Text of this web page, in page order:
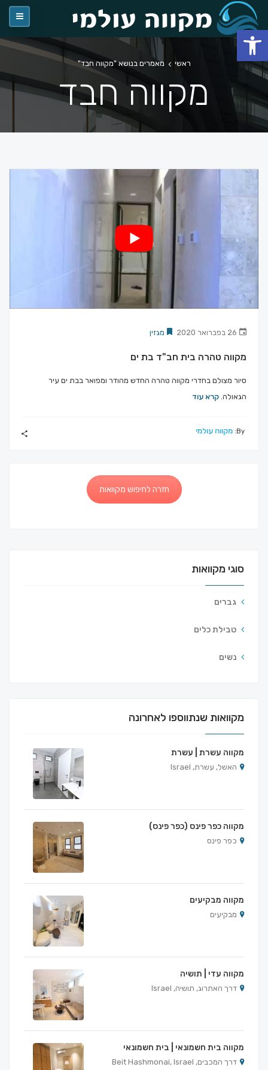
ראשי מאמרים בנושא "מקווה חבד"
מקווה חבד
26 בפברואר 2020 מגזין
מקווה טהרה בית חב"ד בת ים
סיור מצולם בחדרי מקווה טהרה החדש מהודר ומפואר בבת ים עיר
הגאולה. קרא עוד
By: מקווה עולמי
חזרה לחיפוש מקוואות
סוגי מקוואות
גברים
טבילת כלים
נשים
מקוואות שנתווספו לאחרונה
מקווה עשרת | עשרת
האשל, עשרת, Israel
מקווה כפר פינס (כפר פינס)
כפר פינס
מקווה מבקיעים
מבקיעים
מקווה עדי | תושיה
דרך האתרוג, תושיה, Israel
מקווה בית חשמונאי | בית חשמונאי
דרך המכבים, Beit Hashmonai, Israel
פתח סרגל נגישות